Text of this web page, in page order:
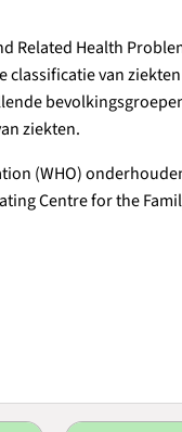
Related Health
van
ziekten.
(WHO)
Centre for the